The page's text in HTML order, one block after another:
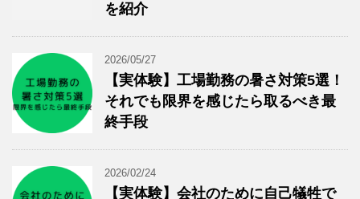
を紹介
2026/05/27
【実体験】工場勤務の暑さ対策5選！
それでも限界を感じたら取るべき最
終手段
2026/02/24
【実体験】会社のために自己犠牲で